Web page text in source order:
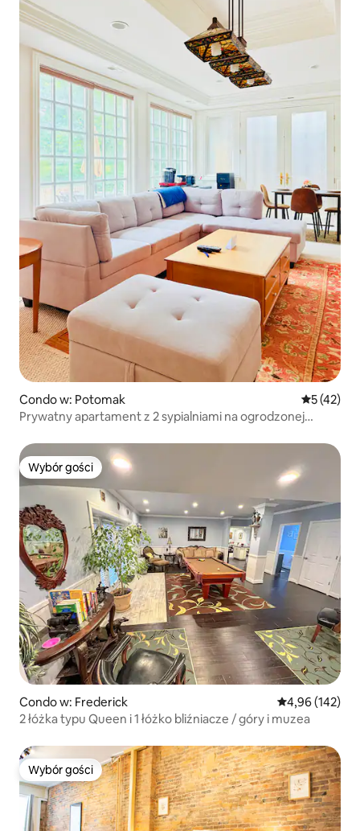
Condo w: Potomak Średnia
5 (42)
Prywatny apartament z 2 sypialniami na ogrodzonej
Wybór gości
Wybór gości
Condo w: Frederick Średnia
4,96 (142)
2 łóżka typu Queen i 1 łóżko bliźniacze / góry i muzea
Wybór gości
Wybór gości